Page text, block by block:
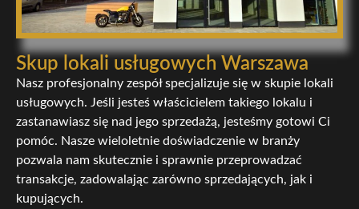
Skup lokali usługowych Warszawa
Nasz profesjonalny zespół specjalizuje się w skupie lokali
usługowych. Jeśli jesteś właścicielem takiego lokalu i
zastanawiasz się nad jego sprzedażą, jesteśmy gotowi Ci
pomóc. Nasze wieloletnie doświadczenie w branży
pozwala nam skutecznie i sprawnie przeprowadzać
transakcje, zadowalając zarówno sprzedających, jak i
kupujących.